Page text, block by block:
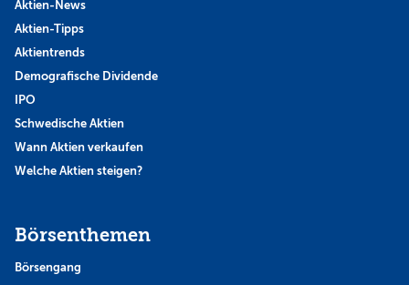
Aktien-News
Aktien-Tipps
Aktientrends
Demografische Dividende
IPO
Schwedische Aktien
Wann Aktien verkaufen
Welche Aktien steigen?
Börsenthemen
Börsengang